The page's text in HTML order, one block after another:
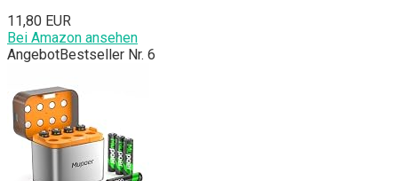
11,80 EUR
Bei Amazon ansehen
AngebotBestseller Nr. 6